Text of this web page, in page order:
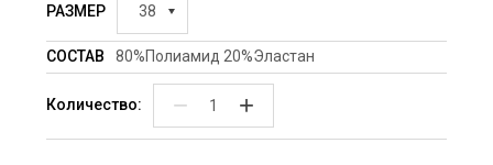
РАЗМЕР 38
СОСТАВ 80%Полиамид 20%Эластан
Количество: − +